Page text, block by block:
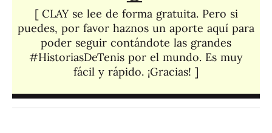
[ CLAY se lee de forma gratuita. Pero si
puedes, por favor haznos un aporte aquí para
poder seguir contándote las grandes
#HistoriasDeTenis por el mundo. Es muy
fácil y rápido. ¡Gracias! ]​